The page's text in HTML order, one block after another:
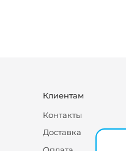
Клиентам
Контакты
Доставка